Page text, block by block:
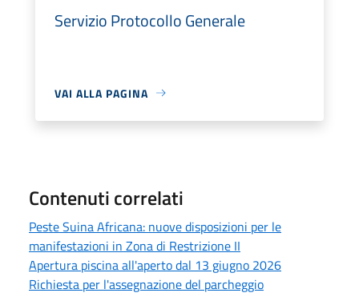
Servizio Protocollo Generale
VAI ALLA PAGINA
Contenuti correlati
Peste Suina Africana: nuove disposizioni per le
manifestazioni in Zona di Restrizione II
Apertura piscina all'aperto dal 13 giugno 2026
Richiesta per l'assegnazione del parcheggio